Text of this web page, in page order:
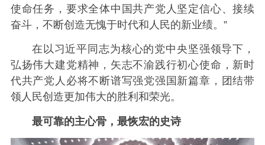
使命任务，要求全体中国共产党人坚定信心、接续
奋斗，不断创造无愧于时代和人民的新业绩。”
在以习近平同志为核心的党中央坚强领导下，
弘扬伟大建党精神，矢志不渝践行初心使命，新时
代共产党人必将不断谱写强党强国新篇章，团结带
领人民创造更加伟大的胜利和荣光。
最可靠的主心骨，最恢宏的史诗